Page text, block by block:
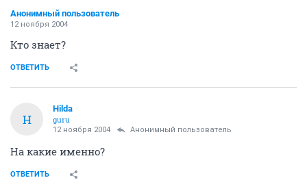
Анонимный пользователь
12 ноября 2004
Кто знает?
ОТВЕТИТЬ
H
Hilda
guru
12 ноября 2004 Анонимный пользователь
На какие именно?
ОТВЕТИТЬ